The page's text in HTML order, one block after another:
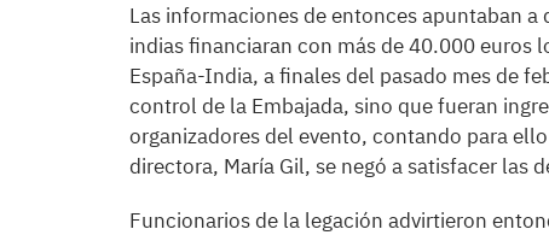
Las informaciones de entonces apuntaban
indias financiaran con más de 40.000 euros
España-India, a finales del pasado mes de
control de la Embajada, sino que fueran
organizadores del evento, contando para
directora, María Gil, se negó a satisfacer las
Funcionarios de la legación advirtieron